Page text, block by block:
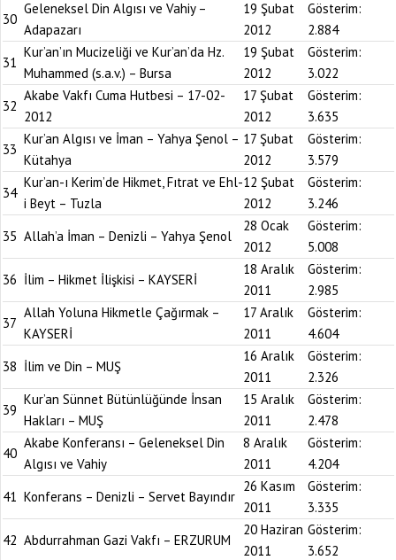
30
Geleneksel Din Algısı ve Vahiy –
Adapazarı
19 Şubat
2012
Gösterim:
2.884
31
Kur’an’ın Mucizeliği ve Kur’an’da Hz.
Muhammed (s.a.v.) – Bursa
19 Şubat
2012
Gösterim:
3.022
32
Akabe Vakfı Cuma Hutbesi – 17-02-
2012
17 Şubat
2012
Gösterim:
3.635
33
Kur’an Algısı ve İman – Yahya Şenol –
Kütahya
17 Şubat
2012
Gösterim:
3.579
34
Kur’an-ı Kerim’de Hikmet, Fıtrat ve Ehl-
i Beyt – Tuzla
12 Şubat
2012
Gösterim:
3.246
35 Allah’a İman – Denizli – Yahya Şenol
28 Ocak
2012
Gösterim:
5.008
36 İlim – Hikmet İlişkisi – KAYSERİ
18 Aralık
2011
Gösterim:
2.985
37
Allah Yoluna Hikmetle Çağırmak –
KAYSERİ
17 Aralık
2011
Gösterim:
4.604
38 İlim ve Din – MUŞ
16 Aralık
2011
Gösterim:
2.326
39
Kur’an Sünnet Bütünlüğünde İnsan
Hakları – MUŞ
15 Aralık
2011
Gösterim:
2.478
40
Akabe Konferansı – Geleneksel Din
Algısı ve Vahiy
8 Aralık
2011
Gösterim:
4.204
41 Konferans – Denizli – Servet Bayındır
26 Kasım
2011
Gösterim:
3.335
42 Abdurrahman Gazi Vakfı – ERZURUM
20 Haziran
2011
Gösterim:
3.652